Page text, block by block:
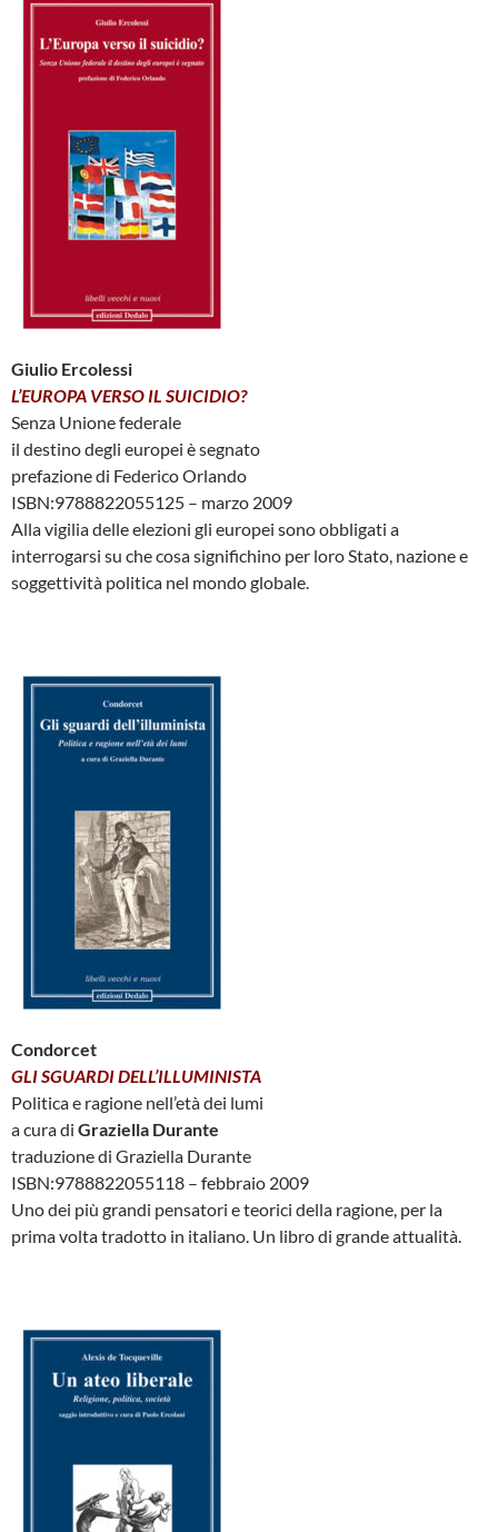
Giulio Ercolessi
L’EUROPA VERSO IL SUICIDIO?
Senza Unione federale
il destino degli europei è segnato
prefazione di Federico Orlando
ISBN:9788822055125 – marzo 2009
Alla vigilia delle elezioni gli europei sono obbligati a
interrogarsi su che cosa significhino per loro Stato, nazione e
soggettività politica nel mondo globale.
Condorcet
GLI SGUARDI DELL’ILLUMINISTA
Politica e ragione nell’età dei lumi
a cura di Graziella Durante
traduzione di Graziella Durante
ISBN:9788822055118 – febbraio 2009
Uno dei più grandi pensatori e teorici della ragione, per la
prima volta tradotto in italiano. Un libro di grande attualità.